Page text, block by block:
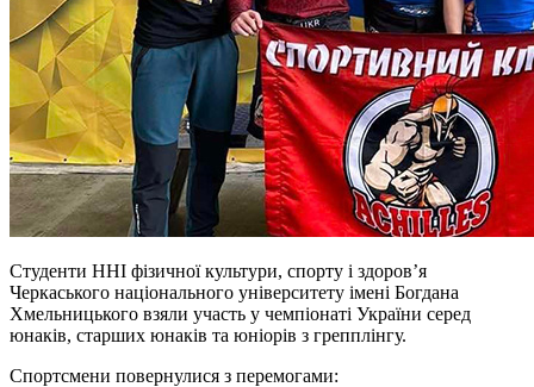
Студенти ННІ фізичної культури, спорту і здоровʼя
Черкаського національного університету імені Богдана
Хмельницького взяли участь у чемпіонаті України серед
юнаків, старших юнаків та юніорів з грепплінгу.
Спортсмени повернулися з перемогами: